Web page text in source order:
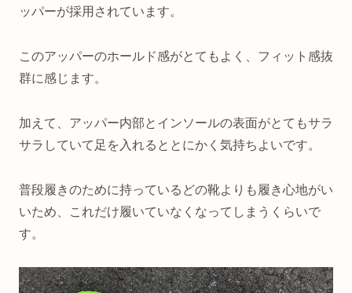
ッパーが採用されています。
このアッパーのホールド感がとてもよく、フィット感抜
群に感じます。
加えて、アッパー内部とインソールの表面がとてもサラ
サラしていて足を入れるととにかく気持ちよいです。
普段履きのために持っているどの靴よりも履き心地がい
いため、これだけ履いていなくなってしまうくらいで
す。